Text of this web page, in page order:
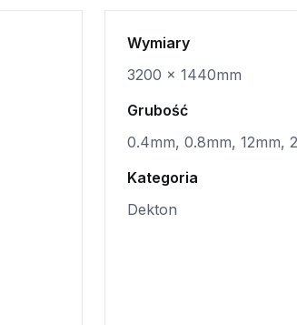
Wymiary
3200 x 1440mm
Grubość
0.4mm, 0.8mm, 12mm,
Kategoria
Dekton